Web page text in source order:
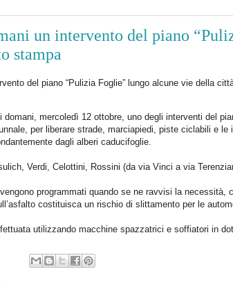
un intervento del piano
stampa
del piano “Pulizia Foglie” lungo alcune vie della
mercoledì 12 ottobre, uno degli interventi del
per liberare strade, marciapiedi, piste ciclabili e
dagli alberi caducifoglie.
Verdi, Celottini, Rossini (da via Vinci a via
programmati quando se ne ravvisi la
costituisca un rischio di slittamento per le
utilizzando macchine spazzatrici e soffiatori in